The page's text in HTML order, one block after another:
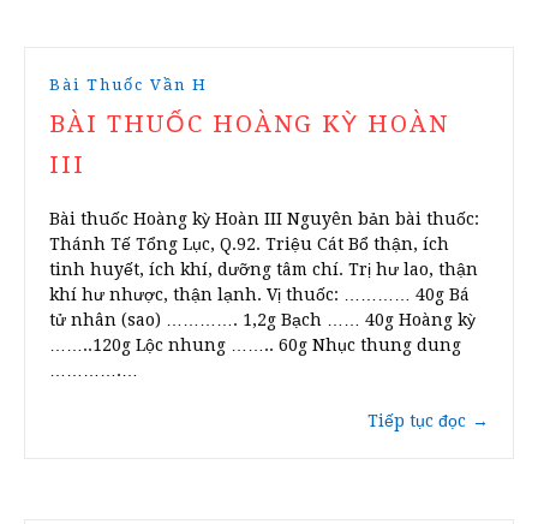
Bài Thuốc Vần H
BÀI THUỐC HOÀNG KỲ HOÀN
III
Bài thuốc Hoàng kỳ Hoàn III Nguyên bản bài thuốc:
Thánh Tế Tổng Lục, Q.92. Triệu Cát Bổ thận, ích
tinh huyết, ích khí, dưỡng tâm chí. Trị hư lao, thận
khí hư nhược, thận lạnh. Vị thuốc: ………… 40g Bá
tử nhân (sao) …………. 1,2g Bạch …… 40g Hoàng kỳ
……..120g Lộc nhung …….. 60g Nhục thung dung
………….…
Tiếp tục đọc →